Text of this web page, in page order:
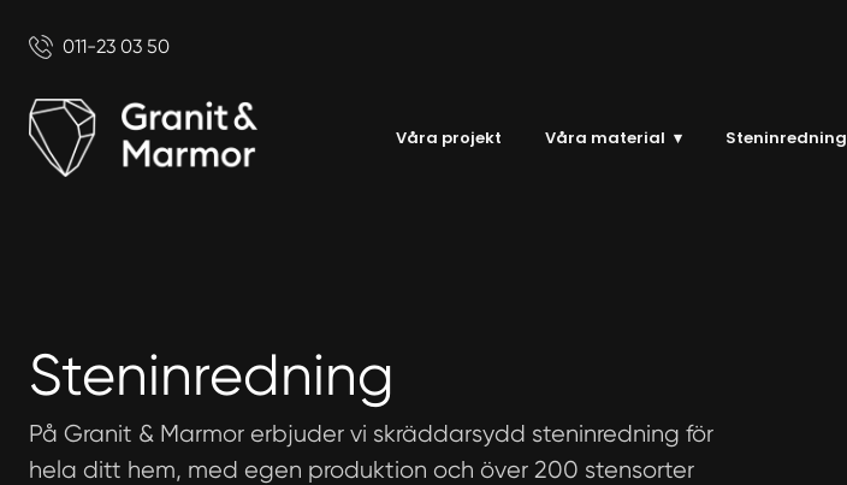
011-23 03 50
Våra projekt Våra material ▾ Steninredning
Steninredning
På Granit & Marmor erbjuder vi skräddarsydd steninredning för
hela ditt hem, med egen produktion och över 200 stensorter